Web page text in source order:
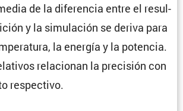
de la diferencia entre el resul­
y la simula­ción se deriva para
la energía y la potencia.
relacionan la preci­sión con
respectivo.